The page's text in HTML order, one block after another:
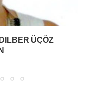
ÜÇÖZ